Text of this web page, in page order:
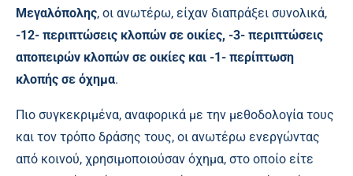
Μεγαλόπολης, οι ανωτέρω, είχαν διαπράξει συνολικά,
-12- περιπτώσεις κλοπών σε οικίες, -3- περιπτώσεις
αποπειρών κλοπών σε οικίες και -1- περίπτωση
κλοπής σε όχημα.
Πιο συγκεκριμένα, αναφορικά με την μεθοδολογία τους
και τον τρόπο δράσης τους, οι ανωτέρω ενεργώντας
από κοινού, χρησιμοποιούσαν όχημα, στο οποίο είτε